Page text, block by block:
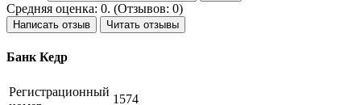
Средняя оценка: 0. (Отзывов: 0)
Написать отзыв Читать отзывы
Банк Кедр
Регистрационный
1574